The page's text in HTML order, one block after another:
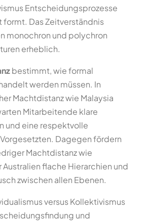
Entscheidungsprozesse
formt. Das Zeitverständnis
monochron und polychron
erheblich.
bestimmt, wie formal
werden müssen. In
Machtdistanz wie Malaysia
Mitarbeitende klare
und eine respektvolle
Dagegen fördern
Machtdistanz wie
Australien flache Hierarchien und
zwischen allen Ebenen.
versus Kollektivismus
und